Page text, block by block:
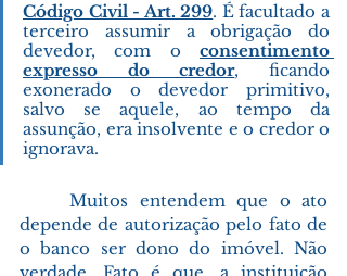
Código Civil - Art. 299. É facultado a
terceiro assumir a obrigação do
devedor, com o consentimento
expresso do credor, ficando
exonerado o devedor primitivo,
salvo se aquele, ao tempo da
assunção, era insolvente e o credor o
ignorava.
Muitos entendem que o ato
depende de autorização pelo fato de
o banco ser dono do imóvel. Não